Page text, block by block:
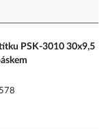
PSK-3010 30x9,5